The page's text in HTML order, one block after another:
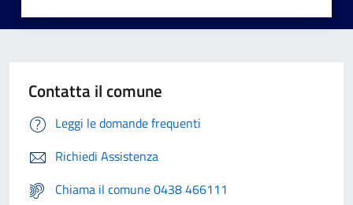
Contatta il comune
Leggi le domande frequenti
Richiedi Assistenza
Chiama il comune 0438 466111